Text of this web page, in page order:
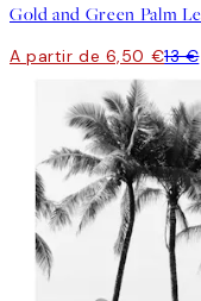
A partir de 6,50 €13 €